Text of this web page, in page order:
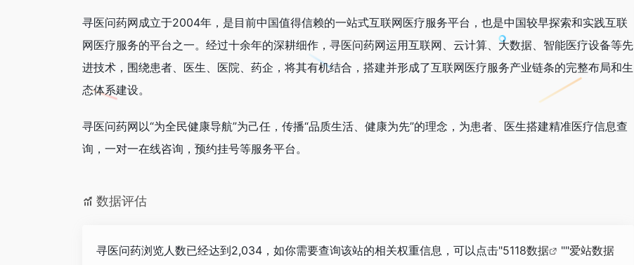
寻医问药网成立于2004年，是目前中国值得信赖的一站式互联网医疗服务平台，也是中国较早探索和实践互联
网医疗服务的平台之一。经过十余年的深耕细作，寻医问药网运用互联网、云计算、大数据、智能医疗设备等先
进技术，围绕患者、医生、医院、药企，将其有机结合，搭建并形成了互联网医疗服务产业链条的完整布局和生
态体系建设。
寻医问药网以“为全民健康导航”为己任，传播“品质生活、健康为先”的理念，为患者、医生搭建精准医疗信息查
询，一对一在线咨询，预约挂号等服务平台。
数据评估
寻医问药浏览人数已经达到2,034，如你需要查询该站的相关权重信息，可以点击"5118数据 ""爱站数据